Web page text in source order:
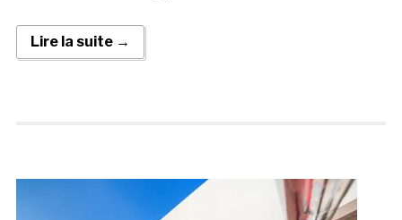
Lire la suite →